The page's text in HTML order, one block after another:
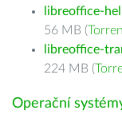
libreoffice-
56 MB (
libreoffice-
224 MB (
Operační